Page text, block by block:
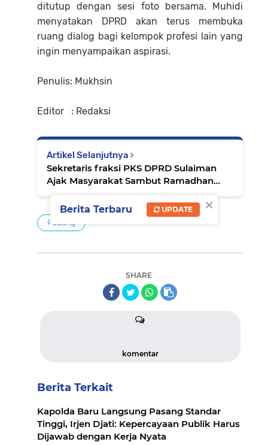
ditutup dengan sesi foto bersama. Muhidi
menyatakan DPRD akan terus membuka
ruang dialog bagi kelompok profesi lain yang
ingin menyampaikan aspirasi.
Penulis: Mukhsin
Editor : Redaksi
Artikel Selanjutnya
Sekretaris fraksi PKS DPRD Sulaiman
Ajak Masyarakat Sambut Ramadhan
Padang
SHARE
komentar
Berita Terkait
Kapolda Baru Langsung Pasang Standar
Tinggi, Irjen Djati: Kepercayaan Publik Harus
Dijawab dengan Kerja Nyata
×
Berita Terbaru UPDATE